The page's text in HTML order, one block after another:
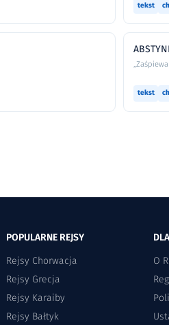
tekst
tekst
POPULARNE REJSY
Rejsy Chorwacja
Rejsy Grecja
Rejsy Karaiby
Rejsy Bałtyk
O